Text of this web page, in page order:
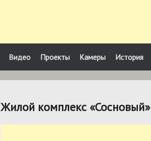
Видео Проекты Камеры История
Жилой комплекс «Сосновый»